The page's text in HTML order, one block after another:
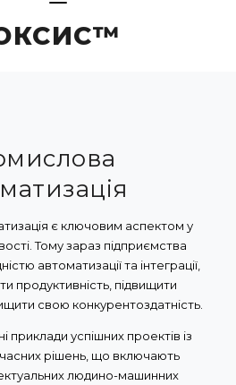
є ключовим аспектом у
Тому зараз підприємства
автоматизації та інтеграції,
продуктивність, підвищити
свою конкурентоздатність.
успішних проектів із
рішень, що включають
людино-машинних